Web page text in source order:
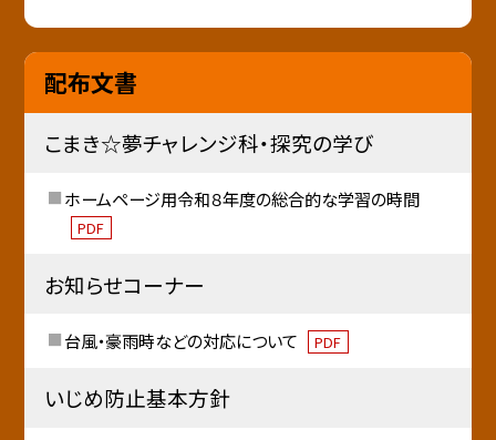
配布文書
こまき☆夢チャレンジ科・探究の学び
ホームページ用令和８年度の総合的な学習の時間
PDF
お知らせコーナー
台風・豪雨時などの対応について PDF
いじめ防止基本方針